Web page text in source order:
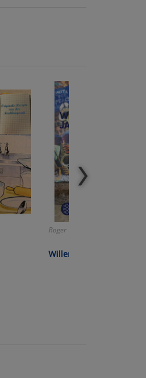
Roger Willemsen:
Willemsens Jahreszeiten